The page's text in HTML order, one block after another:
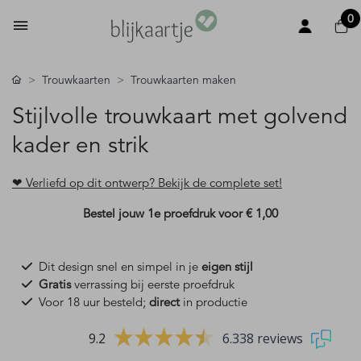
0
Trouwkaarten Trouwkaarten maken
Stijlvolle trouwkaart met golvend
kader en strik
❤ Verliefd op dit ontwerp? Bekijk de complete set!
Bestel jouw 1e proefdruk voor€ 1,00
Dit design snel en simpel in je eigen stijl
Gratisverrassing bij eerste proefdruk
Voor 18 uur besteld; directin productie
9.2 6.338 reviews